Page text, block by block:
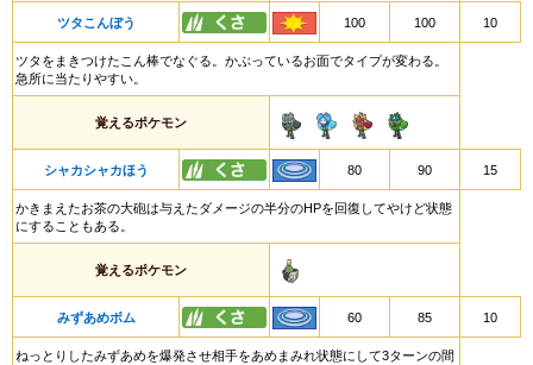
ツタこんぼう 100 100 10
ツタをまきつけたこん棒でなぐる。かぶっているお面でタイプが変わる。
急所に当たりやすい。
覚えるポケモン
シャカシャカほう 80 90 15
かきまえたお茶の大砲は与えたダメージの半分のHPを回復してやけど状態
にすることもある。
覚えるポケモン
みずあめボム 60 85 10
ねっとりしたみずあめを爆発させ相手をあめまみれ状態にして3ターンの間